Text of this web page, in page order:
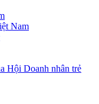
Nam
Hội Doanh nhân trẻ